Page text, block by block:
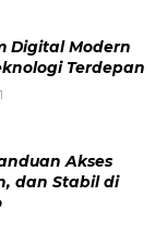
Digital Modern
Terdepan
Akses
dan Stabil di